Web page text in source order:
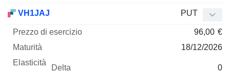
VH1JAJ PUT
96,00 €
18/12/2026
0